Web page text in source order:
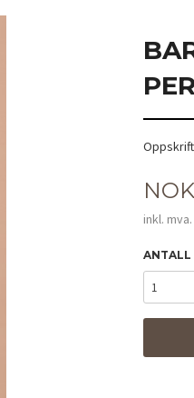
Pris
NOK
inkl. mva.
ANTALL